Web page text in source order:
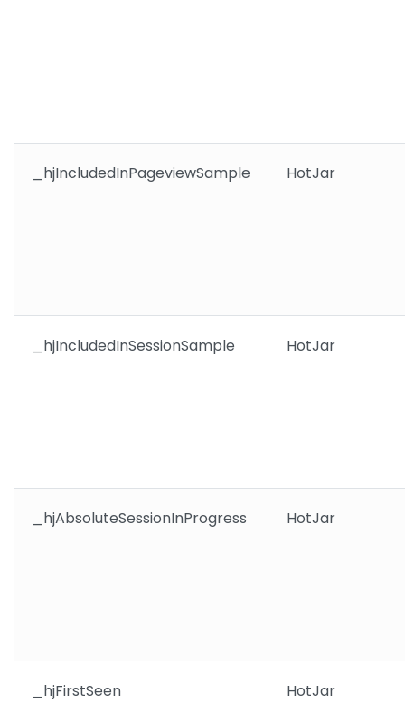
_hjIncludedInPageviewSample HotJar
_hjIncludedInSessionSample HotJar
_hjAbsoluteSessionInProgress HotJar
_hjFirstSeen HotJar